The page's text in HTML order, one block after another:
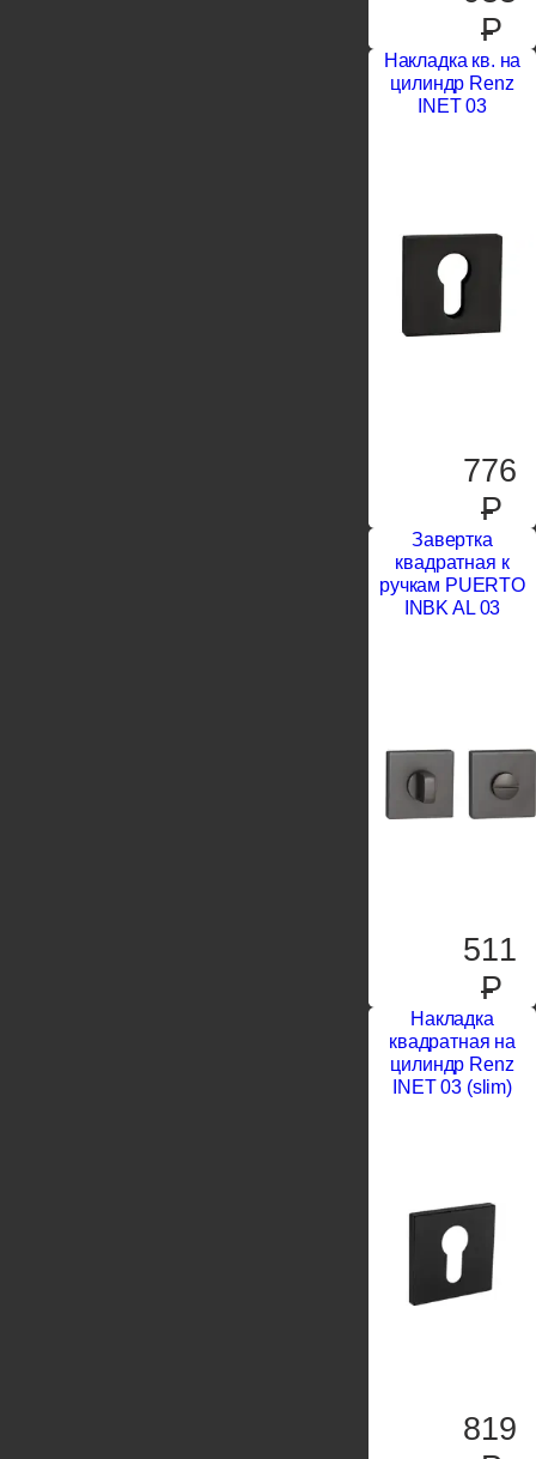
P
Накладка кв. на
цилиндр Renz
INET 03
776
P
Завертка
квадратная к
ручкам PUERTO
INBK AL 03
511
P
Накладка
квадратная на
цилиндр Renz
INET 03 (slim)
819